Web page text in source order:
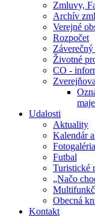
Zmluvy,
Archív
Verejné
Rozpočet
Životné
CO -
Udalosti
Aktuality
Kalendár
Fotogaléria
Futbal
Turistické
„Načo
Obecná
Kontakt